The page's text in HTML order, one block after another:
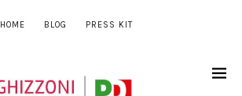
HOME BLOG PRESS KIT